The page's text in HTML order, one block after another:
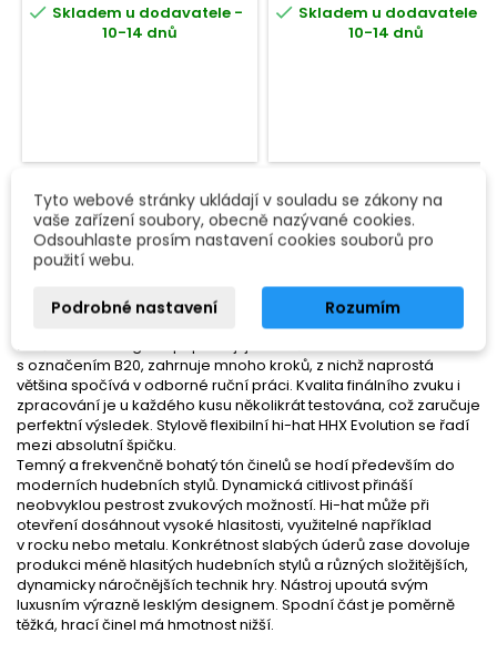
 Skladem u dodavatele -
10-14 dnů
 Skladem u dodavatele -
10-14 dnů
POPIS DETAILY PRODUKTU VIDEA
Sabian HHX Evolution 13"
Profesionální pár hi-hat činelů HHX Evolution od společnosti
Sabian je velmi oblíbeným nástrojem, který plní požadavky i
těch nejnáročnějších hráčů. Precizní proces výroby, při kterém
zkušení metalurgové připravují již tradiční slitinu bronzu
s označením B20, zahrnuje mnoho kroků, z nichž naprostá
většina spočívá v odborné ruční práci. Kvalita finálního zvuku i
zpracování je u každého kusu několikrát testována, což zaručuje
perfektní výsledek. Stylově flexibilní hi-hat HHX Evolution se řadí
mezi absolutní špičku.
Temný a frekvenčně bohatý tón činelů se hodí především do
moderních hudebních stylů. Dynamická citlivost přináší
neobvyklou pestrost zvukových možností. Hi-hat může při
otevření dosáhnout vysoké hlasitosti, využitelné například
v rocku nebo metalu. Konkrétnost slabých úderů zase dovoluje
produkci méně hlasitých hudebních stylů a různých složitějších,
dynamicky náročnějších technik hry. Nástroj upoutá svým
luxusním výrazně lesklým designem. Spodní část je poměrně
těžká, hrací činel má hmotnost nižší.
Tyto webové stránky ukládají v souladu se zákony na
vaše zařízení soubory, obecně nazývané cookies.
Odsouhlaste prosím nastavení cookies souborů pro
použití webu.
Podrobné nastavení Rozumím